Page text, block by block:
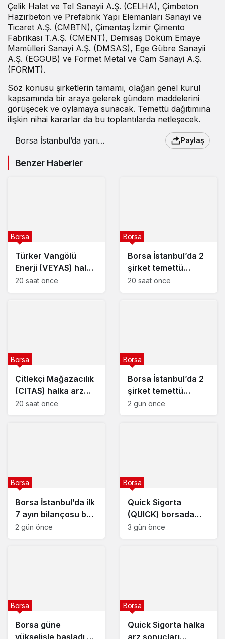
Çelik Halat ve Tel Sanayii A.Ş. (CELHA), Çimbeton
Hazırbeton ve Prefabrik Yapı Elemanları Sanayi ve
Ticaret A.Ş. (CMBTN), Çimentaş İzmir Çimento
Fabrikası T.A.Ş. (CMENT), Demisaş Döküm Emaye
Mamülleri Sanayi A.Ş. (DMSAS), Ege Gübre Sanayii
A.Ş. (EGGUB) ve Formet Metal ve Cam Sanayi A.Ş.
(FORMT).
Söz konusu şirketlerin tamamı, olağan genel kurul
kapsamında bir araya gelerek gündem maddelerini
görüşecek ve oylamaya sunacak. Temettü dağıtımına
ilişkin nihai kararlar da bu toplantılarda netleşecek.
Borsa İstanbul’da yarın
gidiyor – 21 Nisan 2026
Paylaş
Benzer Haberler
Türker Vangölü
Enerji (VEYAS) halka
arz tarihleri
Borsa
20 saat önce
Borsa İstanbul’da 2
şirket temettü
kararını açıkladı – 7
Borsa
20 saat önce
Çitlekçi Mağazacılık
(CITAS) halka arz
tarihleri açıklandı
Borsa
20 saat önce
Borsa İstanbul’da 2
şirket temettü
kararını açıkladı – 6
Borsa
2 gün önce
Borsa İstanbul’da ilk
7 ayın bilançosu belli
oldu
Borsa
2 gün önce
Quick Sigorta
(QUICK) borsada
yarın işlem görmeye
Borsa
3 gün önce
Borsa güne
yükselişle başladı –
Borsa
Quick Sigorta halka
arz sonuçları
Borsa